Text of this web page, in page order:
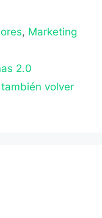
, Marketing
2.0
volver